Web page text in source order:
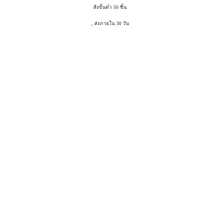
สั่งขั้นต่ำ 50 ชิ้น
, ส่งภายใน 30 วัน